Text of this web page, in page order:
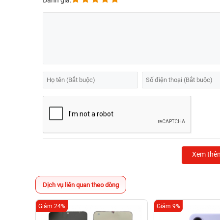
Xem
Dịch vụ liên quan theo dòng
Giảm 24% Giảm 9%